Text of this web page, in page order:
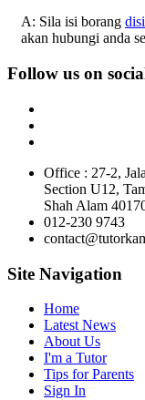
A: Sila isi borang
akan hubungi anda
Follow us on
Office : 27-2,
Section U12,
Shah Alam
012-230 9743
Site Navigation
Home
Latest News
About Us
I'm a Tutor
Tips for Parents
Sign In